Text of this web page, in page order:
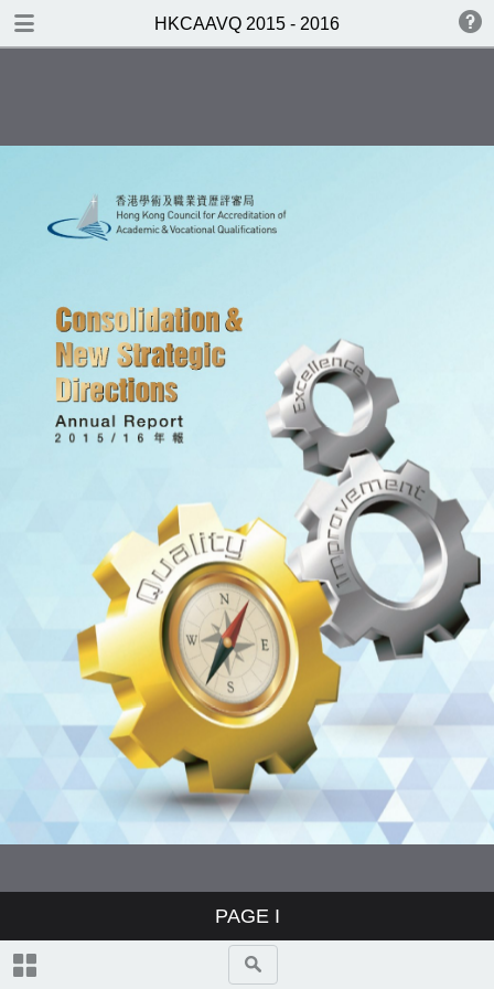
HKCAAVQ 2015 - 2016
PAGE I
Vision Statement 願景
Mission Statement 使命
Contents 目錄
Highlights of the Year 年度剪影
Chairman’s Message 主席序言
Executive Director’s Report 總幹事
The Council 評審局
Operational Review 工作報告
Accreditation 評審服務
Academic Accreditation and
Audit 學術評審及核證
External Liaison and Engagement
對外聯繫
Financial Report 財務報告